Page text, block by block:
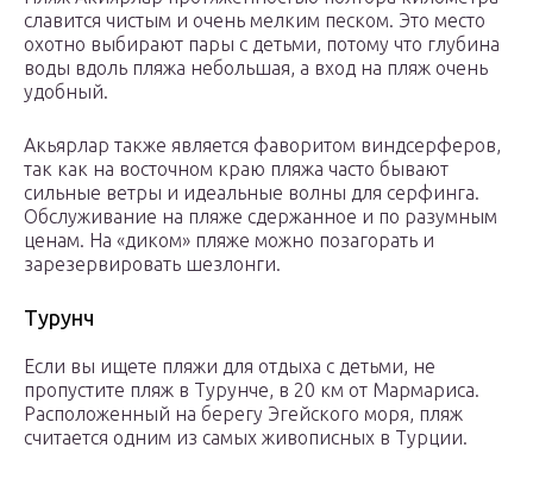
славится чистым и очень мелким песком. Это место
охотно выбирают пары с детьми, потому что глубина
воды вдоль пляжа небольшая, а вход на пляж очень
удобный.
Акьярлар также является фаворитом виндсерферов,
так как на восточном краю пляжа часто бывают
сильные ветры и идеальные волны для серфинга.
Обслуживание на пляже сдержанное и по разумным
ценам. На «диком» пляже можно позагорать и
зарезервировать шезлонги.
Турунч
Если вы ищете пляжи для отдыха с детьми, не
пропустите пляж в Турунче, в 20 км от Мармариса.
Расположенный на берегу Эгейского моря, пляж
считается одним из самых живописных в Турции.